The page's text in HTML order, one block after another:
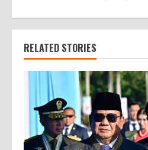
RELATED STORIES